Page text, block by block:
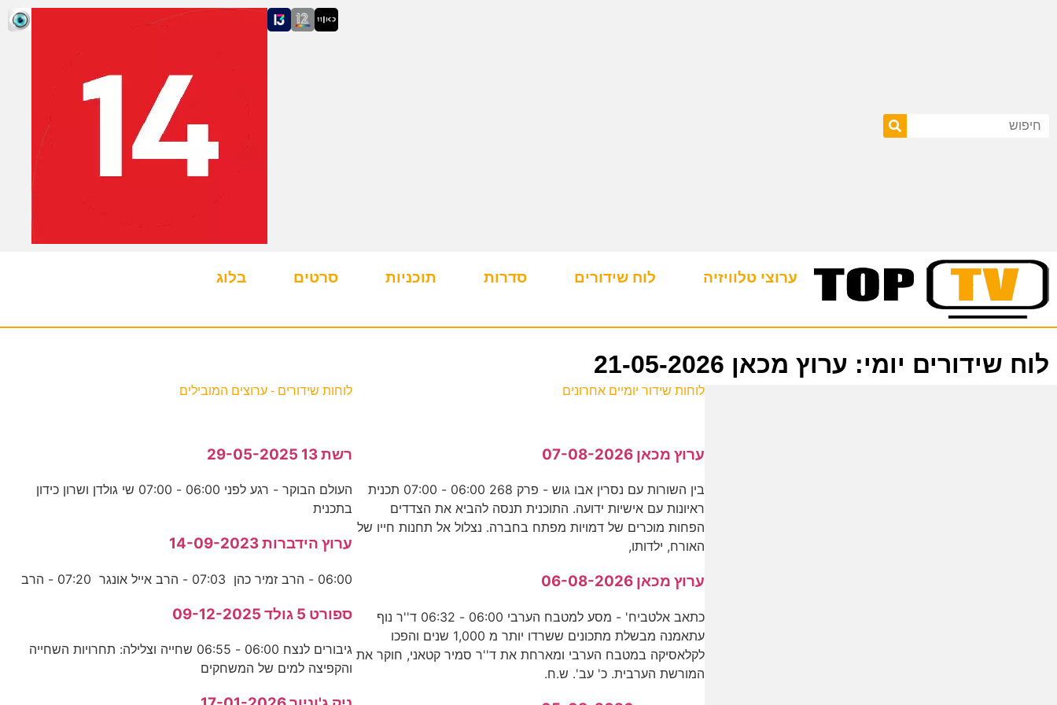
ערוצי טלוויזיה לוח שידורים סדרות תוכניות סרטים בלוג
לוח שידורים יומי: ערוץ מכאן 21-05-2026
לוחות שידור יומיים אחרונים
ערוץ מכאן 07-08-2026
בין השורות עם נסרין אבו גוש - פרק 268 06:00 - 07:00 תכנית
ראיונות עם אישיות ידועה. התוכנית תנסה להביא את הצדדים
הפחות מוכרים של דמויות מפתח בחברה. נצלול אל תחנות חייו של
האורח, ילדותו,
ערוץ מכאן 06-08-2026
כתאב אלטביח' - מסע למטבח הערבי 06:00 - 06:32 ד''ר נוף
עתאמנה מבשלת מתכונים ששרדו יותר מ 1,000 שנים והפכו
לקלאסיקה במטבח הערבי ומארחת את ד''ר סמיר קטאני, חוקר את
המורשת הערבית. כ' עב'. ש.ח.
לוחות שידורים - ערוצים המובילים
רשת 13 29-05-2025
העולם הבוקר - רגע לפני 06:00 - 07:00 שי גולדן ושרון כידון
בתכנית
ערוץ הידברות 14-09-2023
06:00 - הרב זמיר כהן 07:03 - הרב אייל אונגר 07:20 - הרב
ספורט 5 גולד 09-12-2025
גיבורים לנצח 06:00 - 06:55 שחייה וצלילה: תחרויות השחייה
והקפיצה למים של המשחקים